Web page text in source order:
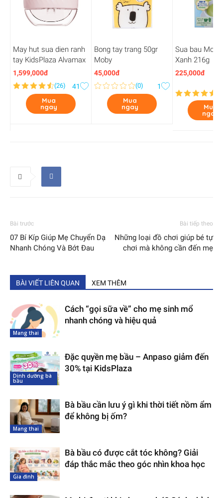
May hut sua dien ranh
tay KidsPlaza Alvamax
1,599,000đ
(26)
41
Mua
ngay
Bong tay trang 50gr
Moby
45,000đ
(0)
1
Mua
ngay
Sua bau
Xanh 216g
225,000đ
Mua
ngay
Bài trước
07 Bí Kíp Giúp Mẹ Chuyển Dạ
Nhanh Chóng Và Bớt Đau
Bài tiếp theo
Những loại đồ chơi giúp bé tự
chơi mà không cần đến mẹ
BÀI VIẾT LIÊN QUAN XEM THÊM
Mang thai
Cách “gọi sữa về” cho mẹ sinh mổ
nhanh chóng và hiệu quả
Dinh dưỡng bà
bầu
Đặc quyền mẹ bầu – Anpaso giảm đến
30% tại KidsPlaza
Mang thai
Bà bầu cần lưu ý gì khi thời tiết nồm ẩm
để không bị ốm?
Gia đình
Bà bầu có được cắt tóc không? Giải
đáp thắc mắc theo góc nhìn khoa học